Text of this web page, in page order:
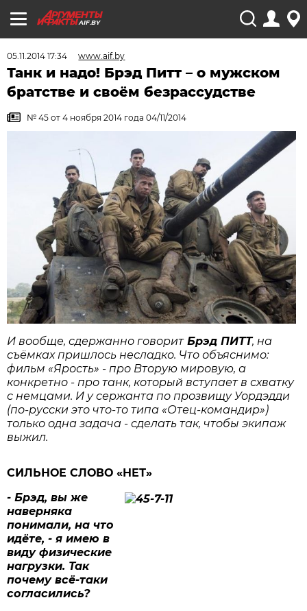
AIF.BY
05.11.2014 17:34 www.aif.by
Танк и надо! Брэд Питт – о мужском
братстве и своём безрассудстве
№ 45 от 4 ноября 2014 года 04/11/2014
И вообще, сдержанно говоритБрэд ПИТТ, на
съёмках пришлось несладко. Что объяснимо:
фильм «Ярость» - про Вторую мировую, а
конкретно - про танк, который вступает в схватку
с немцами. И у сержанта по прозвищу Уордэдди
(по-русски это что-то типа «Отец-командир»)
только одна задача - сделать так, чтобы экипаж
выжил.
СИЛЬНОЕ СЛОВО «НЕТ»
- Брэд, вы же
наверняка
понимали, на что
идёте, - я имею в
виду физические
нагрузки. Так
почему всё-таки
согласились?